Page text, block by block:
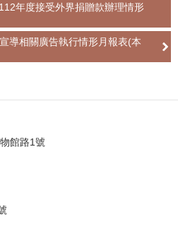
年度接受外界捐贈款辦理情形
導相關廣告執行情形月報表(本
館路1號